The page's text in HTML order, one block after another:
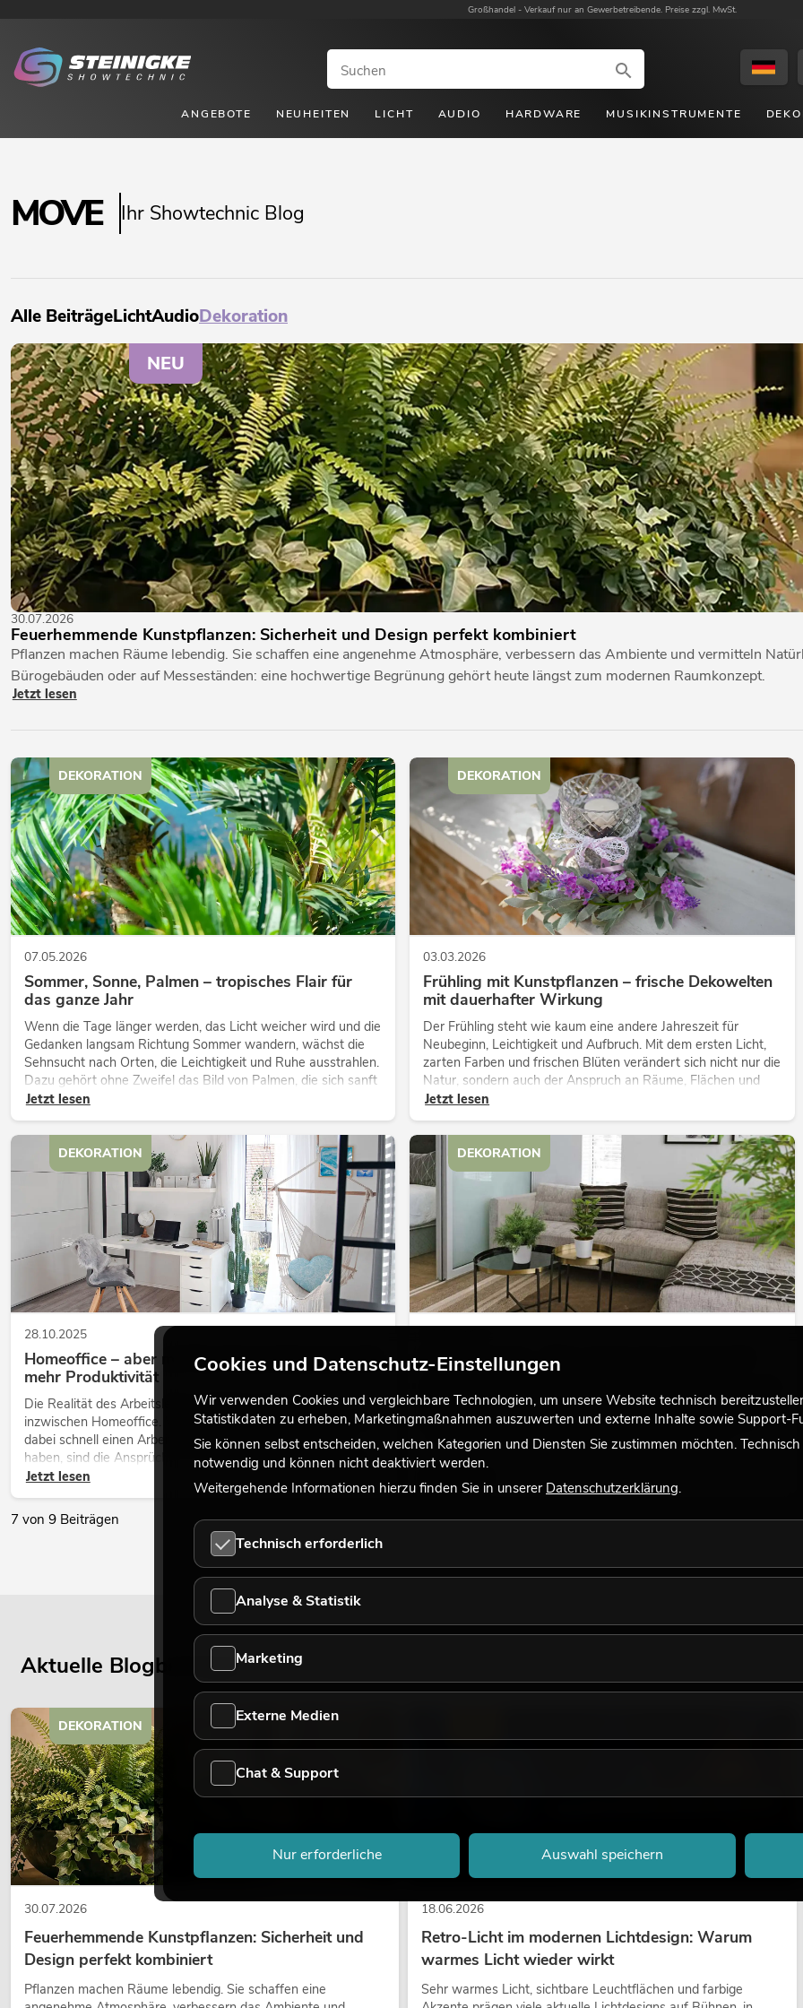
Großhandel - Verkauf nur an Gewerbetreibende. Preise zzgl. MwSt.
ANGEBOTE NEUHEITEN LICHT AUDIO HARDWARE MUSIKINSTRUMENTE
MOVE Ihr Showtechnic Blog
Alle BeiträgeLichtAudioDekoration
NEU
30.07.2026
Feuerhemmende Kunstpflanzen: Sicherheit und Design perfekt kombiniert
Pflanzen machen Räume lebendig. Sie schaffen eine angenehme Atmosphäre, verbessern das Ambiente und vermitteln
Bürogebäuden oder auf Messeständen: eine hochwertige Begrünung gehört heute längst zum modernen Raumkonzept.
Jetzt lesen
07.05.2026
Sommer, Sonne, Palmen – tropisches Flair für
das ganze Jahr
Wenn die Tage länger werden, das Licht weicher wird und die
Gedanken langsam Richtung Sommer wandern, wächst die
Sehnsucht nach Orten, die Leichtigkeit und Ruhe ausstrahlen.
Dazu gehört ohne Zweifel das Bild von Palmen, die sich sanft
im warmen Wind bewegen, begleitet von Licht, Weite und
einem Gefü...
Jetzt lesen
DEKORATION
03.03.2026
Frühling mit Kunstpflanzen – frische Dekowelten
mit dauerhafter Wirkung
Der Frühling steht wie kaum eine andere Jahreszeit für
Neubeginn, Leichtigkeit und Aufbruch. Mit dem ersten Licht,
zarten Farben und frischen Blüten verändert sich nicht nur die
Natur, sondern auch der Anspruch an Räume, Flächen und
Inszenierungen.
Jetzt lesen
DEKORATION
28.10.2025
Homeoffice – aber mit Flair! Grüne Dekoration für
mehr Produktivität
Die Realität des Arbeitslebens heißt für viele von uns
inzwischen Homeoffice. Während wir uns im Frühjahr 2020
dabei schnell einen Arbeitsplatz am Esstisch eingerichtet
haben, sind die Ansprüche an ein einladendes Arbeitsumfeld
inzwischen gestiegen. Denn: Produktives Arbeiten geht
dauerhaft nur dann...
Jetzt lesen
DEKORATION
Kunstpflanzen - Alles andere als angestaubt!
und altmodisch abgetan, doch dieses Image hat sich in den
letzten Jahren grundlegend gewandelt. Heute sind sie ein
wichtiges Element in der Inneneinrichtung vieler Büros,
Hotels, Restaurants, Einzelhandelsgeschäfte und sogar
DEKORATION
7 von 9 Beiträgen
Aktuelle Blogbeiträge
30.07.2026
Feuerhemmende Kunstpflanzen: Sicherheit und
Design perfekt kombiniert
Pflanzen machen Räume lebendig. Sie schaffen eine
DEKORATION
18.06.2026
Retro-Licht im modernen Lichtdesign: Warum
warmes Licht wieder wirkt
Sehr warmes Licht, sichtbare Leuchtflächen und farbige
Cookies und Datenschutz-Einstellungen
Wir verwenden Cookies und vergleichbare Technologien, um unsere Website technisch
Statistikdaten zu erheben, Marketingmaßnahmen auszuwerten und externe Inhalte sowie Support-
Sie können selbst entscheiden, welchen Kategorien und Diensten Sie zustimmen möchten.
notwendig und können nicht deaktiviert werden.
Weitergehende Informationen hierzu finden Sie in unserer Datenschutzerklärung.
Technisch erforderlich
Analyse & Statistik
Marketing
Externe Medien
Chat & Support
Nur erforderliche Auswahl speichern